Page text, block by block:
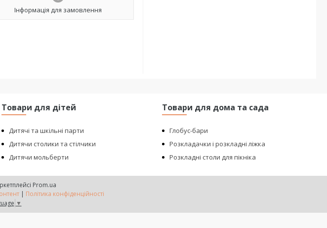
Інформація для замовлення
Товари для дітей
Дитячі та шкільні парти
Дитячи столики та стілчики
Дитячи мольберти
Товари для дома та сада
Глобус-бари
Розкладачки і розкладні ліжка
Розкладні столи для пікніка
Prom.ua
| Політика конфіденційності
▼